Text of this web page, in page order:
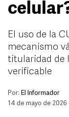
El uso de la
mecanismo
titularidad de
verificable
Por: El Informador
14 de mayo de 2026